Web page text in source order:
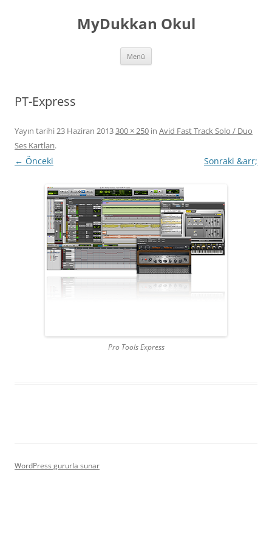
MyDukkan Okul
Menü
PT-Express
Yayın tarihi23 Haziran 2013300 × 250 in Avid Fast Track Solo / Duo
Ses Kartları.
← Önceki Sonraki &arr;
Pro Tools Express
WordPress gururla sunar